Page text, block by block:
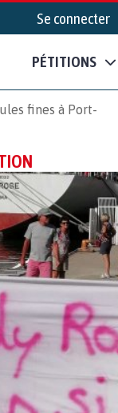
Se connecter
PÉTITIONS
fines à Port-